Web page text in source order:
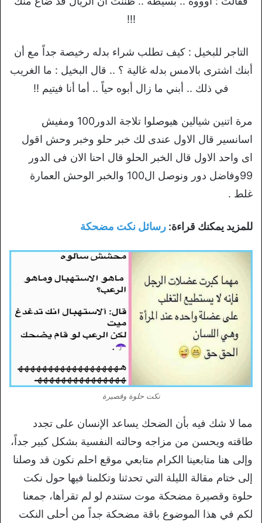
!!!
التاجر للبخيل : كيف تطلب شراء بدله رخيصة جداً مع أن
أبنك اشترى بالامس بدله غالية ؟ .. قال البخيل : ما الغريب
في ذلك .. أبني ما زال أبوه حياً .. أما أنا فيتيم !!
مرة اتنين شيالين هيوصلوا تلاجة الدور100 ومفيش
اسانسير قال الاول عندى لك خبر حلو وخبر وحش اقول
اى واحد الاول قال الخبر الحلو قال احنا الان فى الدور
99وفاضل دور ونوصل ال100 والخبر الوحش العمارة
غلط .
للمزيد يمكنك قراءة: رسائل نكت مضحكة
نكت حلوة وقصيرة
مما لا شك فيه بأن الضحك يساعد الإنسان على تجدد
طاقته ويحسن من مزاجه وحالته النفسية بشكل كبير جداً،
وإلى هنا متابعينا الكرام متابعي موقع احلم نكون قد وصلنا
إلى ختام مقالة الليلة التي تحدثنا وتكلمنا فيها حول نكت
حلوة وقصيرة مضحكة موت ستندم لو لم تقرأها، جمعنا
لكم في هذا الموضوع باقة مضحكة جداً من أحلى النكت